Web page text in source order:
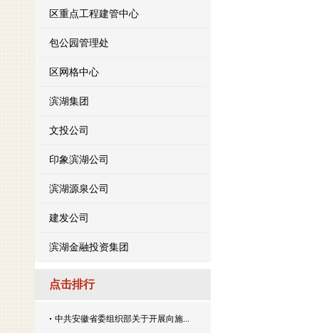
区重点工程建管中心
包公园管理处
区网格中心
滨湖集团
文投公司
印象滨湖公司
滨湖源泉公司
建发公司
滨湖金融投资集团
点击排行
中共安徽省委组织部关于开展向施...